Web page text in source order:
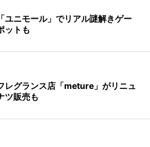
ユニモール」でリアル謎解きゲー
ットも
レグランス店「meture」がリニュ
販売も